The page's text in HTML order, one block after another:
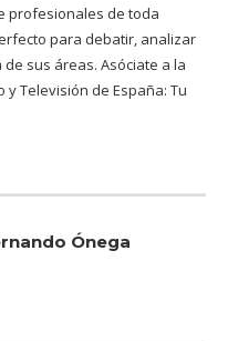
profesionales de toda
para debatir, analizar
sus áreas. Asóciate a la
y Televisión de España: Tu
Ónega